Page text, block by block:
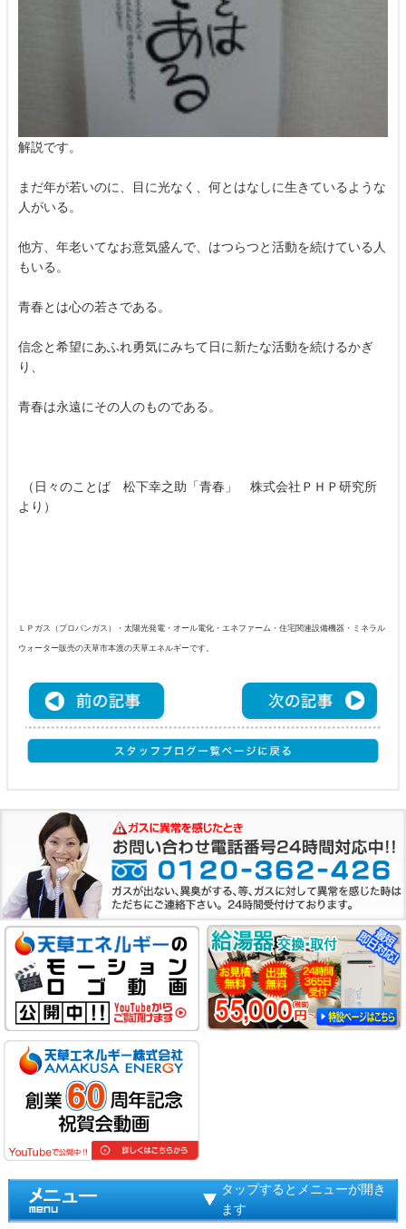
解説です。
まだ年が若いのに、目に光なく、何とはなしに生きているような
人がいる。
他方、年老いてなお意気盛んで、はつらつと活動を続けている人
もいる。
青春とは心の若さである。
信念と希望にあふれ勇気にみちて日に新たな活動を続けるかぎ
り、
青春は永遠にその人のものである。
（日々のことば 松下幸之助「青春」 株式会社ＰＨＰ研究所
より）
ＬＰガス（プロパンガス）・太陽光発電・オール電化・エネファーム・住宅関連設備機器・ミネラル
ウォーター販売の天草市本渡の天草エネルギーです。
タップするとメニューが開き
ます